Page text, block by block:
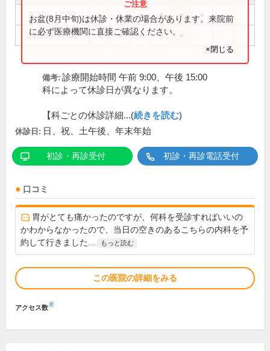
8:30～12:30 ● ● ● ● ●
14:30～17:30 ● ● ● ●
お盆(8月中旬)は休診・休業の場合があります。来院前
に必ず医療機関に直接ご確認ください。
×閉じる
備考: 診療開始時間 午前 9:00、午後 15:00
科によって休診日が異なります。
【科ごとの休診詳細...(続きを読む)
休診日: 日、祝、土午後、年末年始
初診・再診受付 初診・再診電話受付
口コミ
胃がとても痛かったのですが、何科を受診すればいいの
かわからなかったので、当日の空きのあるこちらの内科を予
約して行きました...
もっと読む
この医院の詳細をみる
アクセス数※